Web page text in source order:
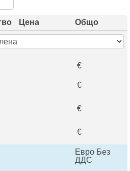
Цена Общо
€
€
€
€
Евро Без
ДДС